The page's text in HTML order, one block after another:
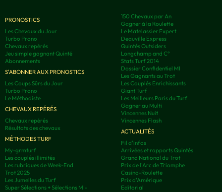
PRONOSTICS
Les Chevaux du Jour
Turbo Prono
Chevaux repérés
Jeu simple gagnant Quinté
Abonnements
S'ABONNER AUX PRONOSTICS
Les Coups Sûrs du Jour
Turbo Prono
Le Méthodiste
CHEVAUX REPÉRÉS
Chevaux repérés
Résultats des chevaux
MÉTHODES TURF
My-grmturf
Les couplés illimités
Les rubriques de Week-End
Trot 2025
Les Jumelles du Turf
Super Sélections + Sélections MI-
150 Chevaux par An
Gagner à la Roulette
Le Matelassier Expert
Deauville Express
Quintés Outsiders
Longchamp and C°
Stats Turf 2014
Dossier Confidentiel MI
Les Gagnants au Trot
Les Couplés Enrichissants
Giant Turf
Les Meilleurs Paris du Turf
Gagner au Multi
Vincennes Nuit
Vincennes Flash
ACTUALITÉS
Fil d'infos
Arrivées et rapports Quintés
Grand National du Trot
Prix de l'Arc de Triomphe
Casino-Roulette
Prix d'Amérique
Editorial